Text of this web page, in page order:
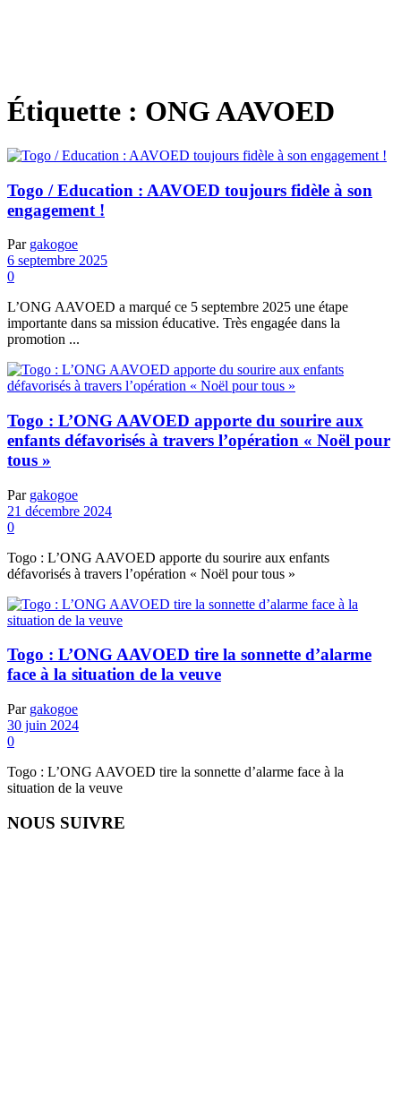
Étiquette : ONG AAVOED
Togo / Education : AAVOED toujours fidèle à son
engagement !
Par gakogoe
6 septembre 2025
0
L’ONG AAVOED a marqué ce 5 septembre 2025 une étape
importante dans sa mission éducative. Très engagée dans la
promotion ...
Togo : L’ONG AAVOED apporte du sourire aux
enfants défavorisés à travers l’opération « Noël pour
tous »
Par gakogoe
21 décembre 2024
0
Togo : L’ONG AAVOED apporte du sourire aux enfants
défavorisés à travers l’opération « Noël pour tous »
Togo : L’ONG AAVOED tire la sonnette d’alarme
face à la situation de la veuve
Par gakogoe
30 juin 2024
0
Togo : L’ONG AAVOED tire la sonnette d’alarme face à la
situation de la veuve
NOUS SUIVRE